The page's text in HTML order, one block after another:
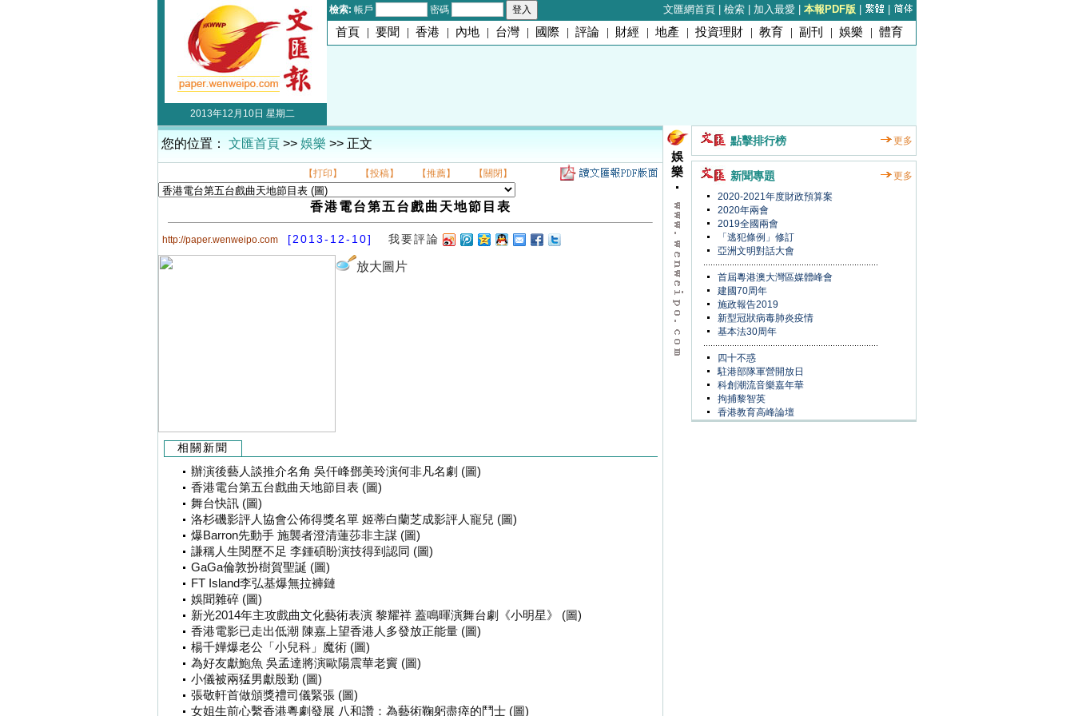
檢索: 帳戶 密碼 文匯網首頁 檢索 加入最愛 本報PDF版
首頁 | 要聞 | 香港 | 內地 | 台灣 | 國際 | 評論 | 財經 | 地產 | 投資理財 | 教育 | 副刊 | 娛樂 | 體育
2013年12月10日 星期二
您的位置： 文匯首頁 >> 娛樂 >> 正文
【打印】 【投稿】 【推薦】 【關閉】
香港電台第五台戲曲天地節目表
http://paper.wenweipo.com [2013-12-10] 我要評論
放大圖片
相關新聞
辦演後藝人談推介名角 吳仟峰鄧美玲演何非凡名劇 (圖)
香港電台第五台戲曲天地節目表 (圖)
舞台快訊 (圖)
洛杉磯影評人協會公佈得獎名單 姬蒂白蘭芝成影評人寵兒 (圖)
爆Barron先動手 施襲者澄清蓮莎非主謀 (圖)
謙稱人生閱歷不足 李鍾碩盼演技得到認同 (圖)
GaGa倫敦扮樹賀聖誕 (圖)
FT Island李弘基爆無拉褲鏈
娛聞雜碎 (圖)
新光2014年主攻戲曲文化藝術表演 黎耀祥 蓋鳴暉演舞台劇《小明星》 (圖)
香港電影已走出低潮 陳嘉上望香港人多發放正能量 (圖)
楊千嬅爆老公「小兒科」魔術 (圖)
為好友獻鮑魚 吳孟達將演歐陽震華老竇 (圖)
小儀被兩猛男獻殷勤 (圖)
張敬軒首做頒獎禮司儀緊張 (圖)
女姐生前心繫香港粵劇發展 八和讚：為藝術鞠躬盡瘁的鬥士 (圖)
娛
樂
點擊排行榜 更多
新聞專題
更多
2020-2021年度財政預算案
2020年兩會
2019全國兩會
「逃犯條例」修訂
亞洲文明對話大會
首屆粵港澳大灣區媒體峰會
建國70周年
施政報告2019
新型冠狀病毒肺炎疫情
基本法30周年
四十不惑
駐港部隊軍營開放日
科創潮流音樂嘉年華
拘捕黎智英
香港教育高峰論壇